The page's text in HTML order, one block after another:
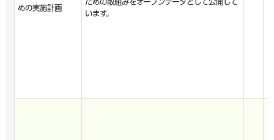
めの実施計画
ための取組みをオープンデータとして公開して
います。